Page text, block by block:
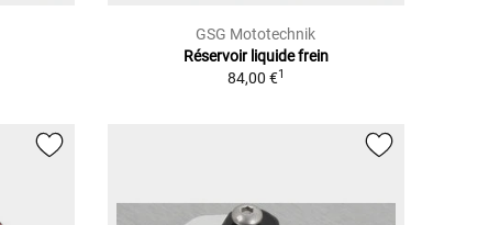
GSG Mototechnik
Réservoir liquide frein
84,00 €1